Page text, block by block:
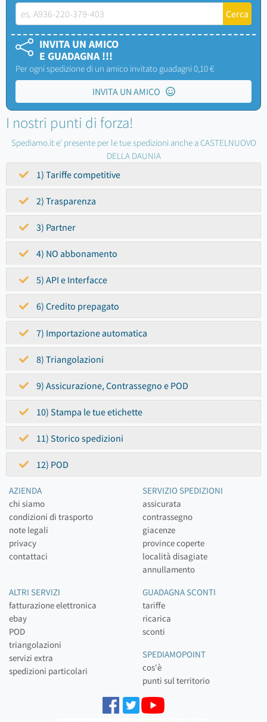
INVITA UN AMICO
E GUADAGNA !!!
Per ogni spedizione di un amico invitato guadagni 0,10 €
INVITA UN AMICO
I nostri punti di forza!
Spediamo.it e' presente per le tue spedizioni anche a CASTELNUOVO
DELLA DAUNIA
1) Tariffe competitive
2) Trasparenza
3) Partner
4) NO abbonamento
5) API e Interfacce
6) Credito prepagato
7) Importazione automatica
8) Triangolazioni
9) Assicurazione, Contrassegno e POD
10) Stampa le tue etichette
11) Storico spedizioni
12) POD
AZIENDA
chi siamo
condizioni di trasporto
note legali
privacy
contattaci
SERVIZIO SPEDIZIONI
assicurata
contrassegno
giacenze
province coperte
località disagiate
annullamento
ALTRI SERVIZI
fatturazione elettronica
ebay
POD
triangolazioni
servizi extra
spedizioni particolari
GUADAGNA SCONTI
tariffe
ricarica
sconti
SPEDIAMOPOINT
cos'è
punti sul territorio